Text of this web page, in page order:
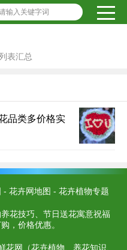
输入关键字词
表汇总
品类多价格实
- 花卉网地图 - 花卉植物专题
花技巧、节日送花寓意祝福
，价格优惠。
网（花卉植物、养花知识、